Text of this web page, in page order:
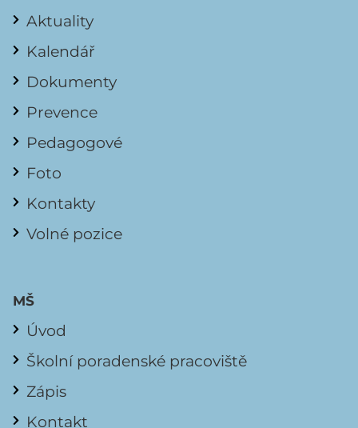
Aktuality
Kalendář
Dokumenty
Prevence
Pedagogové
Foto
Kontakty
Volné pozice
MŠ
Úvod
Školní poradenské pracoviště
Zápis
Kontakt